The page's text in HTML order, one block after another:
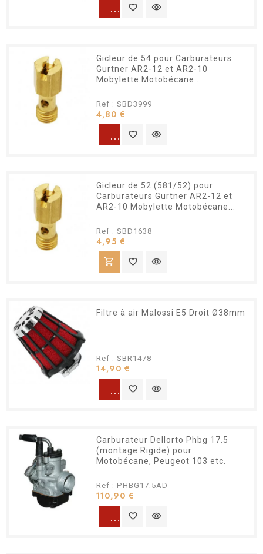
favorite_border visibility
Gicleur de 54 pour Carburateurs
Gurtner AR2-12 et AR2-10
Mobylette Motobécane...
Ref : SBD3999
4,80 €
favorite_border visibility
Gicleur de 52 (581/52) pour
Carburateurs Gurtner AR2-12 et
AR2-10 Mobylette Motobécane...
Ref : SBD1638
4,95 €
shopping_cart favorite_border visibility
Filtre à air Malossi E5 Droit Ø38mm
Ref : SBR1478
14,90 €
favorite_border visibility
Carburateur Dellorto Phbg 17.5
(montage Rigide) pour
Motobécane, Peugeot 103 etc.
Ref : PHBG17.5AD
110,90 €
favorite_border visibility